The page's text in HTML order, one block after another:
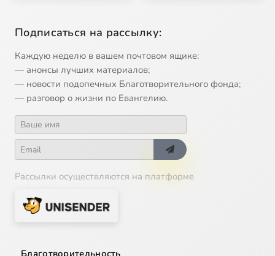
Подписаться на рассылку:
Каждую неделю в вашем почтовом ящике:
— анонсы лучших материалов;
— новости подопечных Благотворительного фонда;
— разговор о жизни по Евангелию.
Рассылки осуществляются на платформе